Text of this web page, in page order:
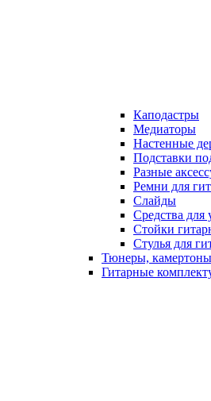
Каподастры
Медиаторы
Настенные
Подставки
Разные
Ремни для
Слайды
Средства для
Стойки
Стулья для
Тюнеры,
Гитарные